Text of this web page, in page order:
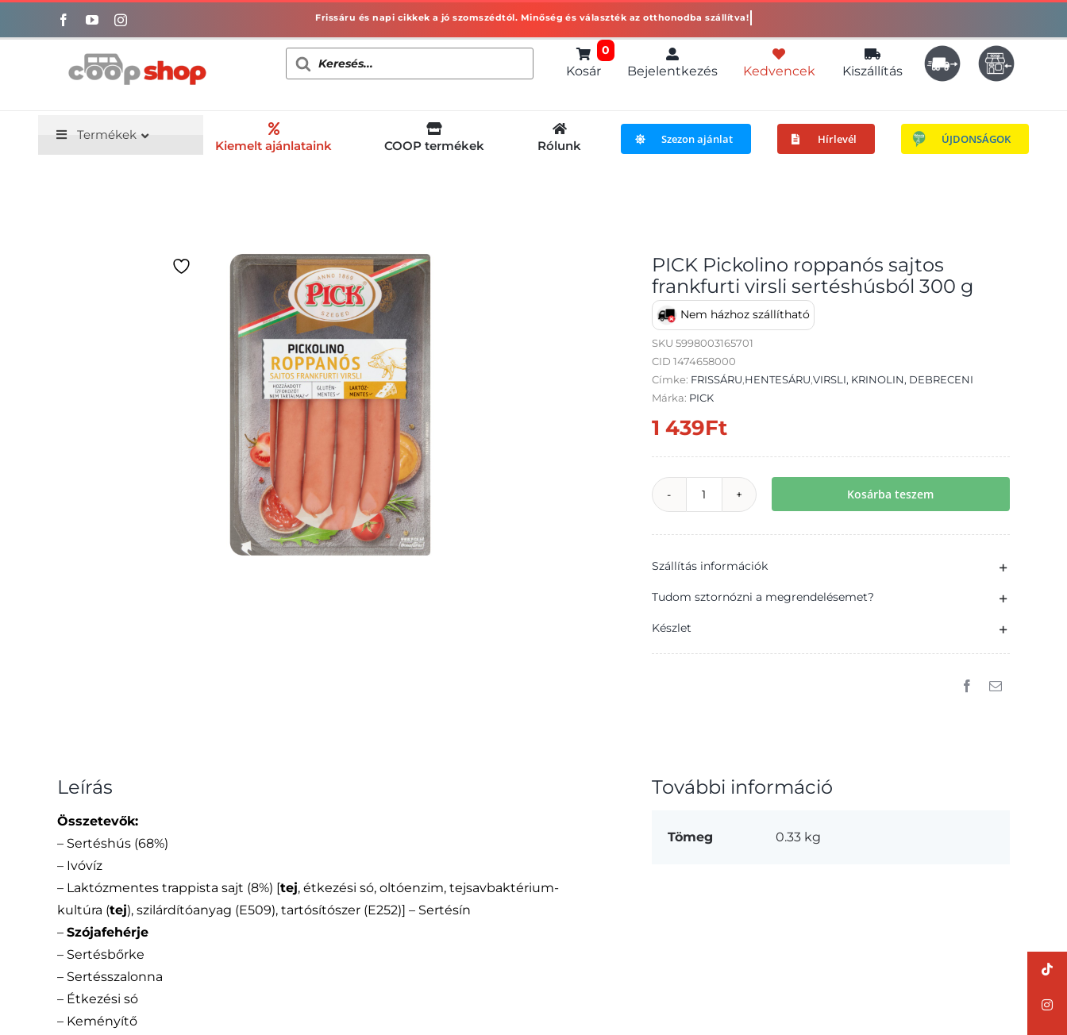
Products
search
Kosár
0
Bejelentkezés Kedvencek Kiszállítás
Termékek
Kiemelt ajánlataink COOP termékek Rólunk Szezon ajánlat Hírlevél ÚJDONSÁGOK
PICK Pickolino roppanós sajtos
frankfurti virsli sertéshúsból 300 g
Nem házhoz szállítható
SKU 5998003165701
CID 1474658000
Címke: FRISSÁRU,HENTESÁRU,VIRSLI, KRINOLIN, DEBRECENI
Márka: PICK
1 439Ft
sajtos
frankfurti
Kosárba teszem
Szállítás információk
Tudom sztornózni a megrendelésemet?
Készlet
Leírás
Összetevők:
– Sertéshús (68%)
– Ivóvíz
– Laktózmentes trappista sajt (8%) [tej, étkezési só, oltóenzim, tejsavbaktérium-
kultúra (tej), szilárdítóanyag (E509), tartósítószer (E252)] – Sertésín
– Szójafehérje
– Sertésbőrke
– Sertésszalonna
– Étkezési só
– Keményítő
További információ
Tömeg 0.33 kg